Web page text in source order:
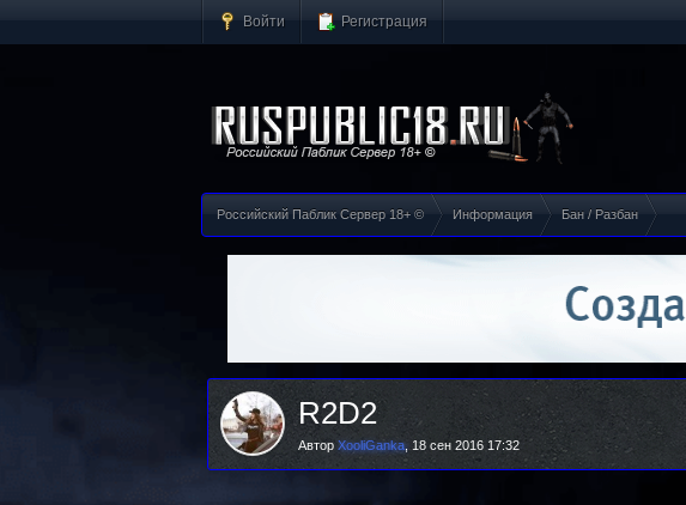
Войти Регистрация
Российский Паблик Сервер 18+ © Информация Бан / Разбан
R2D2
Автор XooliGanka, 18 сен 2016 17:32